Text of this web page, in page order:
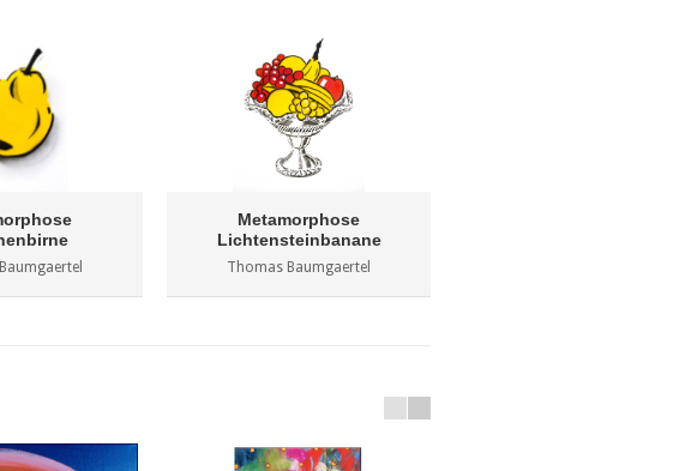
Metamorphose
Lichtensteinbanane
Thomas Baumgaertel